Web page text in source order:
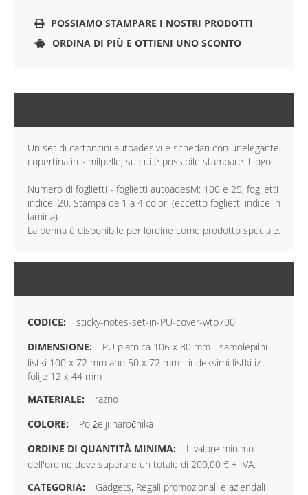
POSSIAMO STAMPARE I NOSTRI PRODOTTI
ORDINA DI PIÙ E OTTIENI UNO SCONTO
Un set di cartoncini autoadesivi e schedari con unelegante
copertina in similpelle, su cui è possibile stampare il logo.
Numero di foglietti - foglietti autoadesivi: 100 e 25, foglietti
indice: 20. Stampa da 1 a 4 colori (eccetto foglietti indice in
lamina).
La penna è disponibile per lordine come prodotto speciale.
sticky-notes-set-in-PU-cover-wtp700
PU platnica 106 x 80 mm - samolepilni
listki 100 x 72 mm and 50 x 72 mm - indeksirni listki iz
folije 12 x 44 mm
razno
Po želji naročnika
Il valore minimo
dell'ordine deve superare un totale di 200,00 € + IVA.
Gadgets, Regali promozionali e aziendali